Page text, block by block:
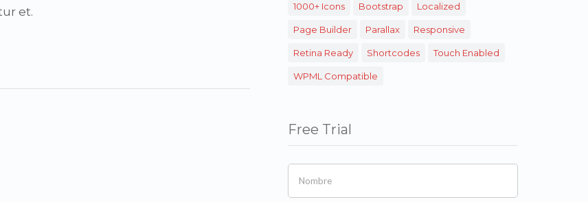
et.
1000+ Icons Bootstrap Localized
Page Builder Parallax Responsive
Retina Ready Shortcodes Touch Enabled
WPML Compatible
Free Trial